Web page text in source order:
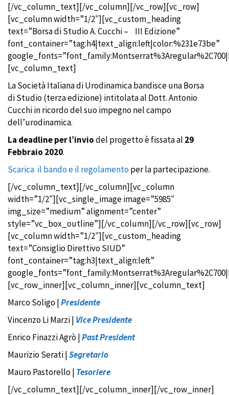
[/vc_column_text][/vc_column][/vc_row][vc_row]
[vc_column width=”1/2″][vc_custom_heading
text=”Borsa di Studio A. Cucchi – III Edizione”
font_container=”tag:h4|text_align:left|color:%231e73be”
[vc_column_text]
La Società Italiana di Urodinamica bandisce una Borsa
diStudio (terza edizione) intitolata al Dott. Antonio
Cucchi inricordo del suo impegno nel campo
dell’urodinamica.
La deadline per l’inviodel progetto è fissata al 29
Febbraio 2020.
Scarica il bando e il regolamento per la partecipazione.
[/vc_column_text][/vc_column][vc_column
width=”1/2″][vc_single_image image=”5985″
img_size=”medium” alignment=”center”
style=”vc_box_outline”][/vc_column][/vc_row][vc_row]
[vc_column width=”1/2″][vc_custom_heading
text=”Consiglio Direttivo SIUD”
font_container=”tag:h3|text_align:left”
[vc_row_inner][vc_column_inner][vc_column_text]
Marco Soligo |Presidente
Vincenzo Li Marzi | Vice Presidente
Enrico Finazzi Agrò |Past President
Maurizio Serati |Segretario
Mauro Pastorello | Tesoriere
[/vc_column_text][/vc_column_inner][/vc_row_inner]